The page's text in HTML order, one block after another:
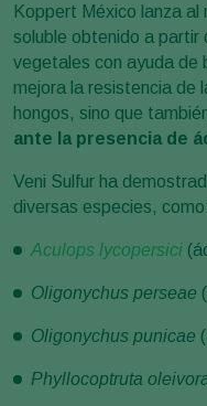
Koppert México lanza al
soluble obtenido a partir
vegetales con ayuda de
mejora la resistencia de
hongos, sino que
ante la presencia de
Veni Sulfur ha
diversas especies, como:
Aculops lycopersici
Oligonychus perseae
Oligonychus punicae
Phyllocoptruta